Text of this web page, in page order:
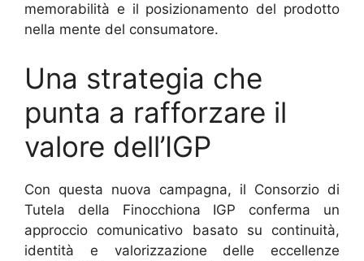
memorabilità e il posizionamento del prodotto
nella mente del consumatore.
Una strategia che
punta a rafforzare il
valore dell’IGP
Con questa nuova campagna, il Consorzio di
Tutela della Finocchiona IGP conferma un
approccio comunicativo basato su continuità,
identità e valorizzazione delle eccellenze